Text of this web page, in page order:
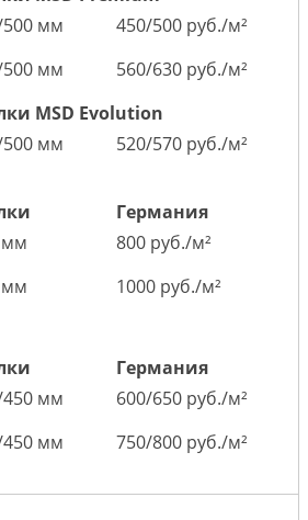
мм
450/500 руб./м²
мм
560/630 руб./м²
MSD Evolution
мм 520/570 руб./м²
Германия
мм
800 руб./м²
мм 1000 руб./м²
Германия
мм
600/650 руб./м²
мм 750/800 руб./м²